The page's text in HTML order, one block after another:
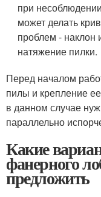
при
может делать
проблем - наклон
натяжение пилки.
Перед началом
пилы и крепление
в данном случае
параллельно
Какие
фанерного
предложить